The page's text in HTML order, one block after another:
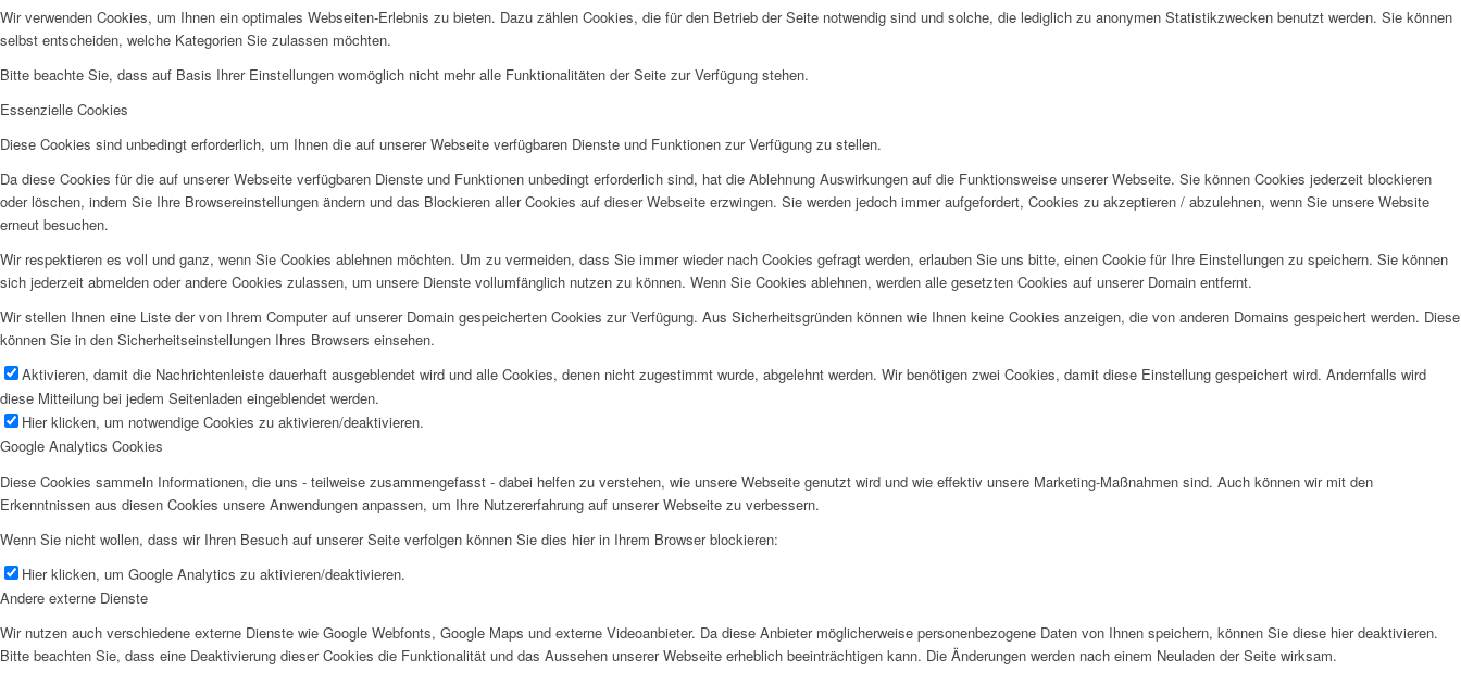
Wir verwenden Cookies, um Ihnen ein optimales Webseiten-Erlebnis zu bieten. Dazu zählen Cookies, die für den Betrieb der Seite notwendig sind und solche, die lediglich zu anonymen Statistikzwecken benutzt werden. Sie können
selbst entscheiden, welche Kategorien Sie zulassen möchten.
Bitte beachte Sie, dass auf Basis Ihrer Einstellungen womöglich nicht mehr alle Funktionalitäten der Seite zur Verfügung stehen.
Essenzielle Cookies
Diese Cookies sind unbedingt erforderlich, um Ihnen die auf unserer Webseite verfügbaren Dienste und Funktionen zur Verfügung zu stellen.
Da diese Cookies für die auf unserer Webseite verfügbaren Dienste und Funktionen unbedingt erforderlich sind, hat die Ablehnung Auswirkungen auf die Funktionsweise unserer Webseite. Sie können Cookies jederzeit blockieren
oder löschen, indem Sie Ihre Browsereinstellungen ändern und das Blockieren aller Cookies auf dieser Webseite erzwingen. Sie werden jedoch immer aufgefordert, Cookies zu akzeptieren / abzulehnen, wenn Sie unsere Website
erneut besuchen.
Wir respektieren es voll und ganz, wenn Sie Cookies ablehnen möchten. Um zu vermeiden, dass Sie immer wieder nach Cookies gefragt werden, erlauben Sie uns bitte, einen Cookie für Ihre Einstellungen zu speichern. Sie können
sich jederzeit abmelden oder andere Cookies zulassen, um unsere Dienste vollumfänglich nutzen zu können. Wenn Sie Cookies ablehnen, werden alle gesetzten Cookies auf unserer Domain entfernt.
Wir stellen Ihnen eine Liste der von Ihrem Computer auf unserer Domain gespeicherten Cookies zur Verfügung. Aus Sicherheitsgründen können wie Ihnen keine Cookies anzeigen, die von anderen Domains gespeichert werden. Diese
können Sie in den Sicherheitseinstellungen Ihres Browsers einsehen.
Aktivieren, damit die Nachrichtenleiste dauerhaft ausgeblendet wird und alle Cookies, denen nicht zugestimmt wurde, abgelehnt werden. Wir benötigen zwei Cookies, damit diese Einstellung gespeichert wird. Andernfalls wird
diese Mitteilung bei jedem Seitenladen eingeblendet werden.
Hier klicken, um notwendige Cookies zu aktivieren/deaktivieren.
Google Analytics Cookies
Diese Cookies sammeln Informationen, die uns - teilweise zusammengefasst - dabei helfen zu verstehen, wie unsere Webseite genutzt wird und wie effektiv unsere Marketing-Maßnahmen sind. Auch können wir mit den
Erkenntnissen aus diesen Cookies unsere Anwendungen anpassen, um Ihre Nutzererfahrung auf unserer Webseite zu verbessern.
Wenn Sie nicht wollen, dass wir Ihren Besuch auf unserer Seite verfolgen können Sie dies hier in Ihrem Browser blockieren:
Hier klicken, um Google Analytics zu aktivieren/deaktivieren.
Andere externe Dienste
Wir nutzen auch verschiedene externe Dienste wie Google Webfonts, Google Maps und externe Videoanbieter. Da diese Anbieter möglicherweise personenbezogene Daten von Ihnen speichern, können Sie diese hier deaktivieren.
Bitte beachten Sie, dass eine Deaktivierung dieser Cookies die Funktionalität und das Aussehen unserer Webseite erheblich beeinträchtigen kann. Die Änderungen werden nach einem Neuladen der Seite wirksam.